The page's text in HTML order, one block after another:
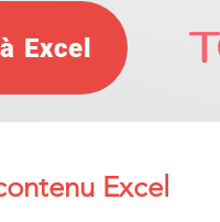
Excel
Excel